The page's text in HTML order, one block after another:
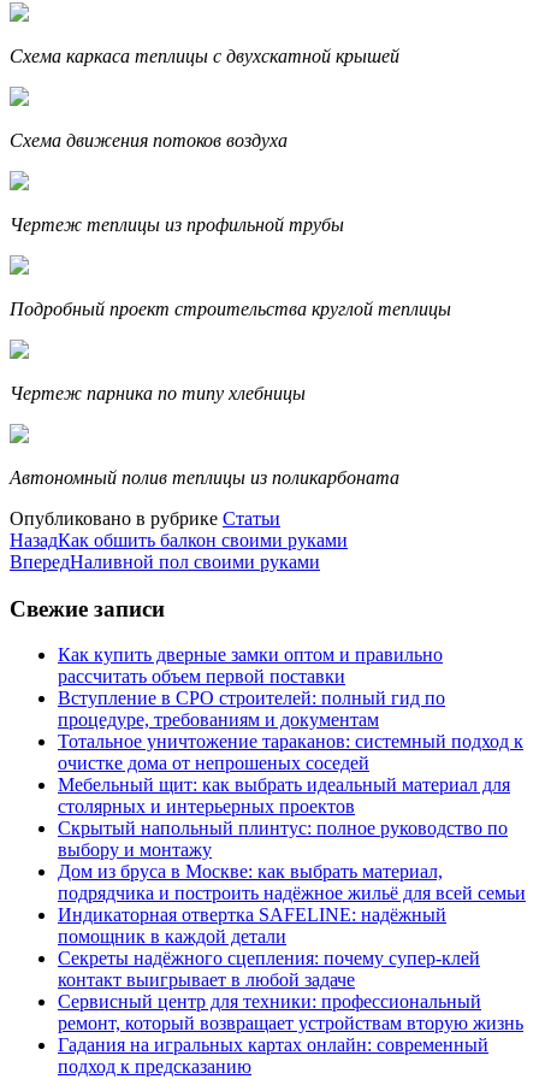
Схема каркаса теплицы с двухскатной крышей
Схема движения потоков воздуха
Чертеж теплицы из профильной трубы
Подробный проект строительства круглой теплицы
Чертеж парника по типу хлебницы
Автономный полив теплицы из поликарбоната
Опубликовано в рубрике Статьи
НазадКак обшить балкон своими руками
ВпередНаливной пол своими руками
Свежие записи
Как купить дверные замки оптом и правильно
рассчитать объем первой поставки
Вступление в СРО строителей: полный гид по
процедуре, требованиям и документам
Тотальное уничтожение тараканов: системный подход к
очистке дома от непрошеных соседей
Мебельный щит: как выбрать идеальный материал для
столярных и интерьерных проектов
Скрытый напольный плинтус: полное руководство по
выбору и монтажу
Дом из бруса в Москве: как выбрать материал,
подрядчика и построить надёжное жильё для всей семьи
Индикаторная отвертка SAFELINE: надёжный
помощник в каждой детали
Секреты надёжного сцепления: почему супер‑клей
контакт выигрывает в любой задаче
Сервисный центр для техники: профессиональный
ремонт, который возвращает устройствам вторую жизнь
Гадания на игральных картах онлайн: современный
подход к предсказанию